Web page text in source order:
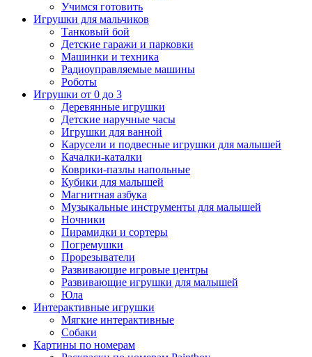
Учимся готовить
Игрушки для мальчиков
Танковый бой
Детские гаражи и парковки
Машинки и техника
Радиоуправляемые машины
Роботы
Игрушки от 0 до 3
Деревянные игрушки
Детские наручные часы
Игрушки для ванной
Карусели и подвесные игрушки для малышей
Качалки-каталки
Коврики-пазлы напольные
Кубики для малышей
Магнитная азбука
Музыкальные инструменты для малышей
Ночники
Пирамидки и сортеры
Погремушки
Прорезыватели
Развивающие игровые центры
Развивающие игрушки для малышей
Юла
Интерактивные игрушки
Мягкие интерактивные
Собаки
Картины по номерам